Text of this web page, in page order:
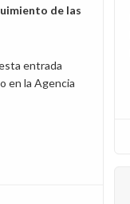
de las
entrada
en la Agencia